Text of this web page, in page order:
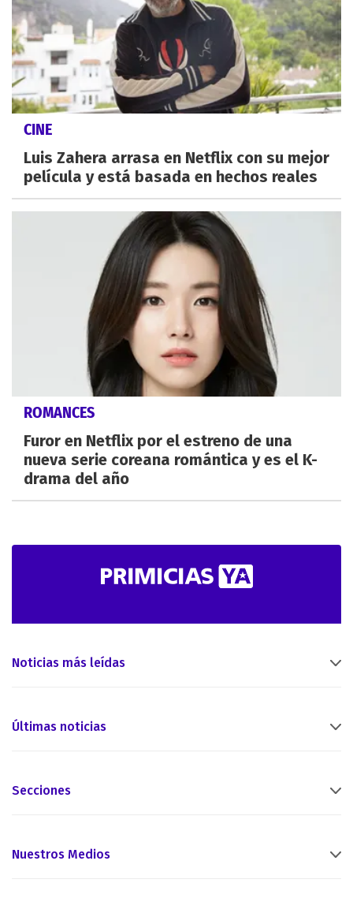
CINE
Luis Zahera arrasa en Netflix con su mejor
película y está basada en hechos reales
ROMANCES
Furor en Netflix por el estreno de una
nueva serie coreana romántica y es el K-
drama del año
Noticias más leídas
Últimas noticias
Secciones
Nuestros Medios